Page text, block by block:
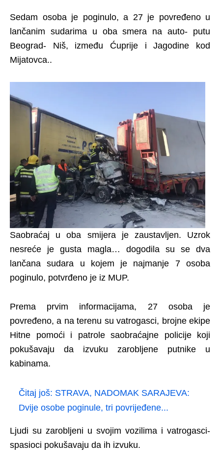
Sedam osoba je poginulo, a 27 je povređeno u
lančanim sudarima u oba smera na auto- putu
Beograd- Niš, između Ćuprije i Jagodine kod
Mijatovca..
Saobraćaj u oba smijera je zaustavljen. Uzrok
nesreće je gusta magla… dogodila su se dva
lančana sudara u kojem je najmanje 7 osoba
poginulo, potvrđeno je iz MUP.
Prema prvim informacijama, 27 osoba je
povređeno, a na terenu su vatrogasci, brojne ekipe
Hitne pomoći i patrole saobraćajne policije koji
pokušavaju da izvuku zarobljene putnike u
kabinama.
Čitaj još: STRAVA, NADOMAK SARAJEVA:
Dvije osobe poginule, tri povrijeđene...
Ljudi su zarobljeni u svojim vozilima i vatrogasci-
spasioci pokušavaju da ih izvuku.